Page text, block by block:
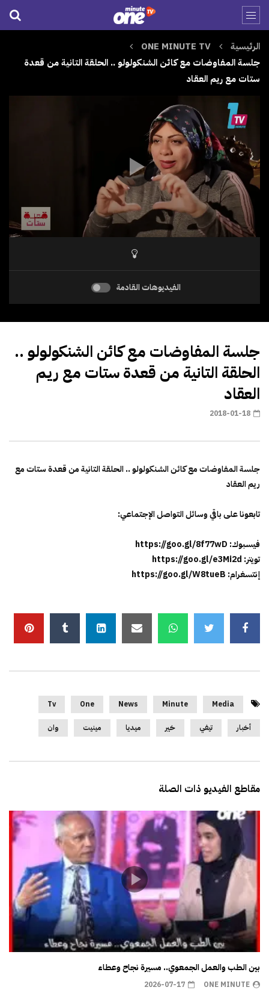
الرئيسية
ONE MINUTE TV
جلسة المفاوضات مع كائن الشنكولولو .. الحلقة التانية من قعدة
ستات مع ريم العقاد
الفيديوهات القادمة
جلسة المفاوضات مع كائن الشنكولولو ..
الحلقة التانية من قعدة ستات مع ريم
العقاد
2018-01-18
جلسة المفاوضات مع كائن الشنكولولو .. الحلقة التانية من قعدة ستات مع
ريم العقاد
تابعونا على باقي وسائل التواصل الإجتماعي:
فيسبوك: https://goo.gl/8f77wD
تويتر: https://goo.gl/e3Mi2d
إنتسغرام: https://goo.gl/W8tueB
Media
Minute
News
One
Tv
أخبار تيفي خير ميديا مينيت وان
مقاطع الفيديو ذات الصلة
بين الطب والعمل الجمعوي.. مسيرة نجاح وعطاء
ONE MINUTE
2026-07-17